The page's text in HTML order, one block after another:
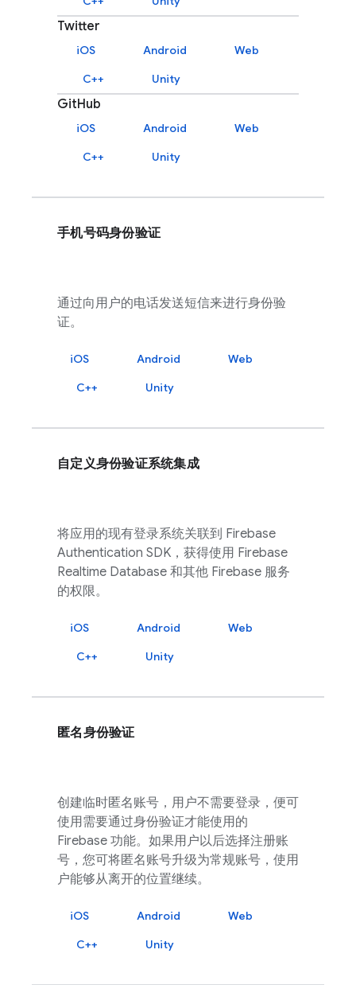
Twitter
iOS Android
Web
C++
Unity
GitHub
iOS Android
Web
C++
Unity
手机号码身份验证
通过向用户的电话发送短信来进行身份验
证。
iOS Android
Web
C++
Unity
自定义身份验证系统集成
将应用的现有登录系统关联到 Firebase
Authentication SDK，获得使用 Firebase
Realtime Database 和其他 Firebase 服务
的权限。
iOS Android
Web
C++
Unity
匿名身份验证
创建临时匿名账号，用户不需要登录，便可
使用需要通过身份验证才能使用的
Firebase 功能。如果用户以后选择注册账
号，您可将匿名账号升级为常规账号，使用
户能够从离开的位置继续。
iOS Android
Web
C++
Unity